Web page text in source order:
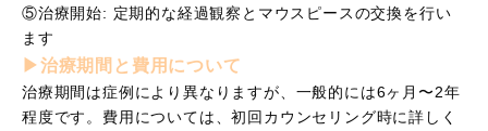
⑤治療開始: 定期的な経過観察とマウスピースの交換を行い
ます
▶︎治療期間と費用について
治療期間は症例により異なりますが、一般的には6ヶ月〜2年
程度です。費用については、初回カウンセリング時に詳しく